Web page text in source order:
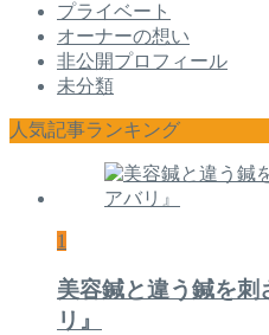
プライベート
オーナーの想い
非公開プロフィール
未分類
人気記事ランキング
1
美容鍼と違う鍼を
リ』